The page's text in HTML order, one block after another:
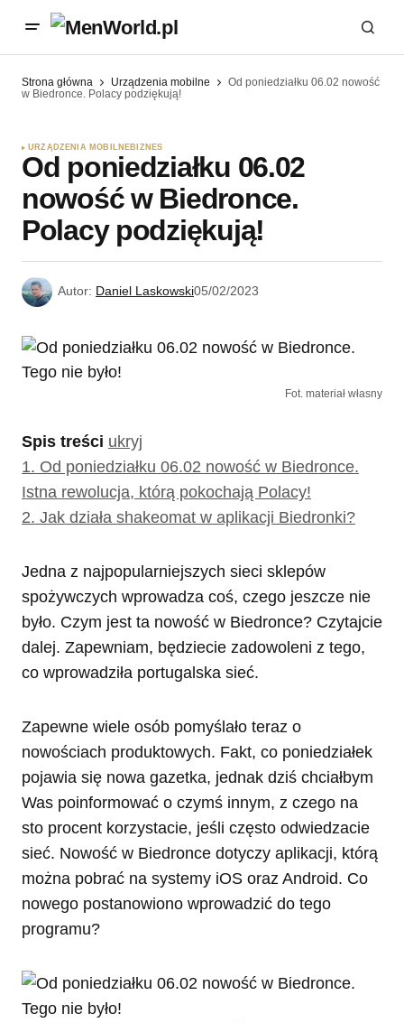
Strona główna Urządzenia mobilne
Od poniedziałku 06.02 nowość
w Biedronce. Polacy podziękują!
URZĄDZENIA MOBILNE BIZNES
Od poniedziałku 06.02
nowość w Biedronce.
Polacy podziękują!
Autor: Daniel Laskowski05/02/2023
Fot. materiał własny
Spis treści ukryj
1. Od poniedziałku 06.02 nowość w Biedronce.
Istna rewolucja, którą pokochają Polacy!
2. Jak działa shakeomat w aplikacji Biedronki?
Jedna z najpopularniejszych sieci sklepów
spożywczych wprowadza coś, czego jeszcze nie
było. Czym jest ta nowość w Biedronce? Czytajcie
dalej. Zapewniam, będziecie zadowoleni z tego,
co wprowadziła portugalska sieć.
Zapewne wiele osób pomyślało teraz o
nowościach produktowych. Fakt, co poniedziałek
pojawia się nowa gazetka, jednak dziś chciałbym
Was poinformować o czymś innym, z czego na
sto procent korzystacie, jeśli często odwiedzacie
sieć. Nowość w Biedronce dotyczy aplikacji, którą
można pobrać na systemy iOS oraz Android. Co
nowego postanowiono wprowadzić do tego
programu?